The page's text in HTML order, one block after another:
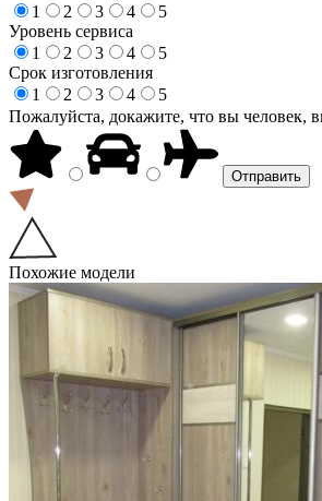
1
2 3 4
5
Уровень сервиса
1
2 3 4
5
Срок изготовления
1
2 3 4
5
Пожалуйста, докажите, что вы человек,
Похожие модели